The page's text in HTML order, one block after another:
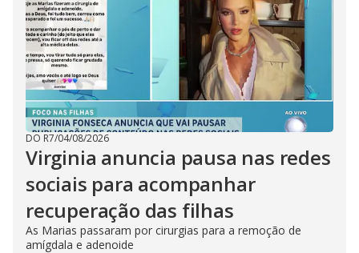
DO R7/04/08/2026
Virginia anuncia pausa nas redes
sociais para acompanhar
recuperação das filhas
As Marias passaram por cirurgias para a remoção de
amígdala e adenoide